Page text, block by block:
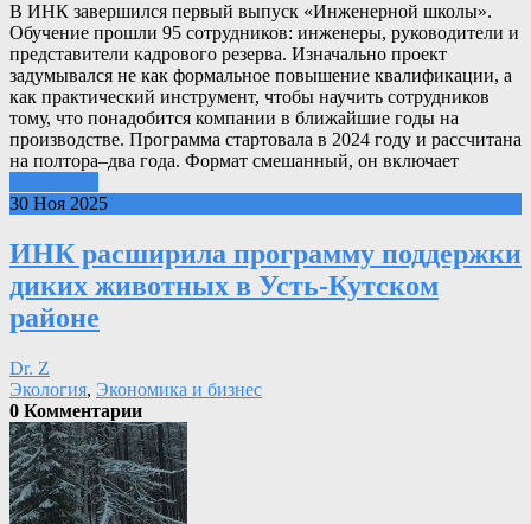
В ИНК завершился первый выпуск «Инженерной школы».
Обучение прошли 95 сотрудников: инженеры, руководители и
представители кадрового резерва. Изначально проект
задумывался не как формальное повышение квалификации, а
как практический инструмент, чтобы научить сотрудников
тому, что понадобится компании в ближайшие годы на
производстве. Программа стартовала в 2024 году и рассчитана
на полтора–два года. Формат смешанный, он включает
30 Ноя 2025
ИНК расширила программу поддержки
диких животных в Усть-Кутском
районе
Dr. Z
Экология, Экономика и бизнес
0 Комментарии